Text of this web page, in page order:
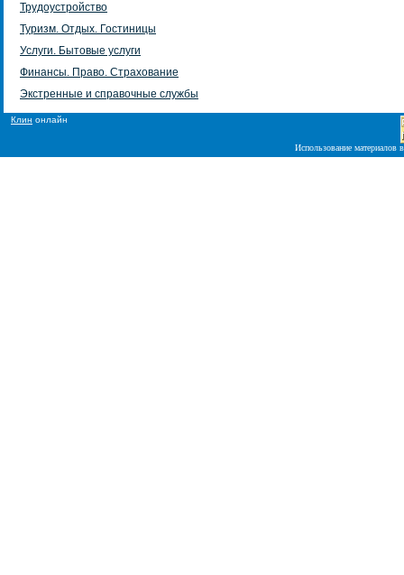
Трудоустройство
Туризм. Отдых. Гостиницы
Услуги. Бытовые услуги
Финансы. Право. Страхование
Экстренные и справочные службы
Клин онлайн
Использование материалов